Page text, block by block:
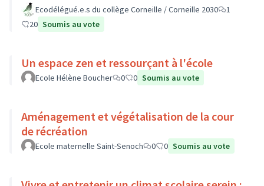
Ecodélégué.e.s du collège Corneille / Corneille 2030
1
20 Soumis au vote
Un espace zen et ressourçant à l'école
Ecole Hélène Boucher 0 0 Soumis au vote
Aménagement et végétalisation de la cour
de récréation
Ecole maternelle Saint-Senoch 0 0 Soumis au vote